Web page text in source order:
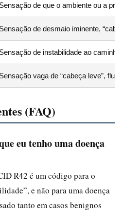
Sensação de que o ambiente ou a
Sensação de desmaio iminente,
Sensação de instabilidade ao
Sensação vaga de “cabeça leve”,
(FAQ)
eu tenho uma doença
R42 é um código para o
e não para uma doença
tanto em casos benignos